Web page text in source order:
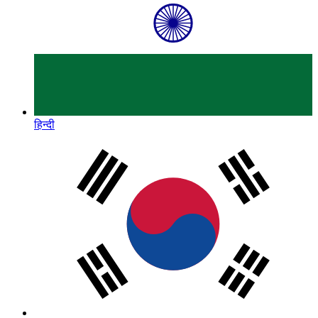
हिन्दी